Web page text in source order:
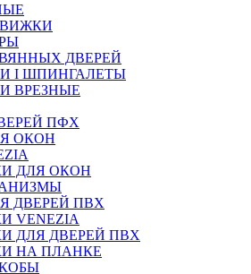
ДВЕРЕЙ
I ШПИНГАЛЕТЫ
ВРЕЗНЫЕ
ПФХ
ОКОН
ДЛЯ ОКОН
ДВЕРЕЙ ПВХ
VENEZIA
ДЛЯ ДВЕРЕЙ ПВХ
НА ПЛАНКЕ